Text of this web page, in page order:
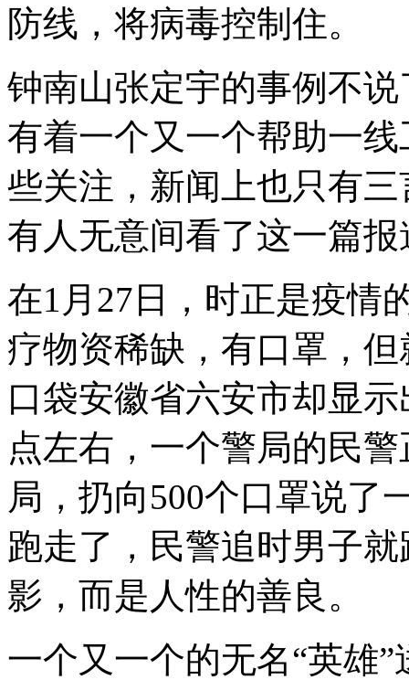
防线，将病毒控制住。
钟南山张定宇的事例不
有着一个又一个帮助一
些关注，新闻上也只有
有人无意间看了这一篇
在1月27日，时正是疫
疗物资稀缺，有口罩，
口袋安徽省六安市却显
点左右，一个警局的民
局，扔向500个口罩说了
跑走了，民警追时男子
影，而是人性的善良。
一个又一个的无名“英雄